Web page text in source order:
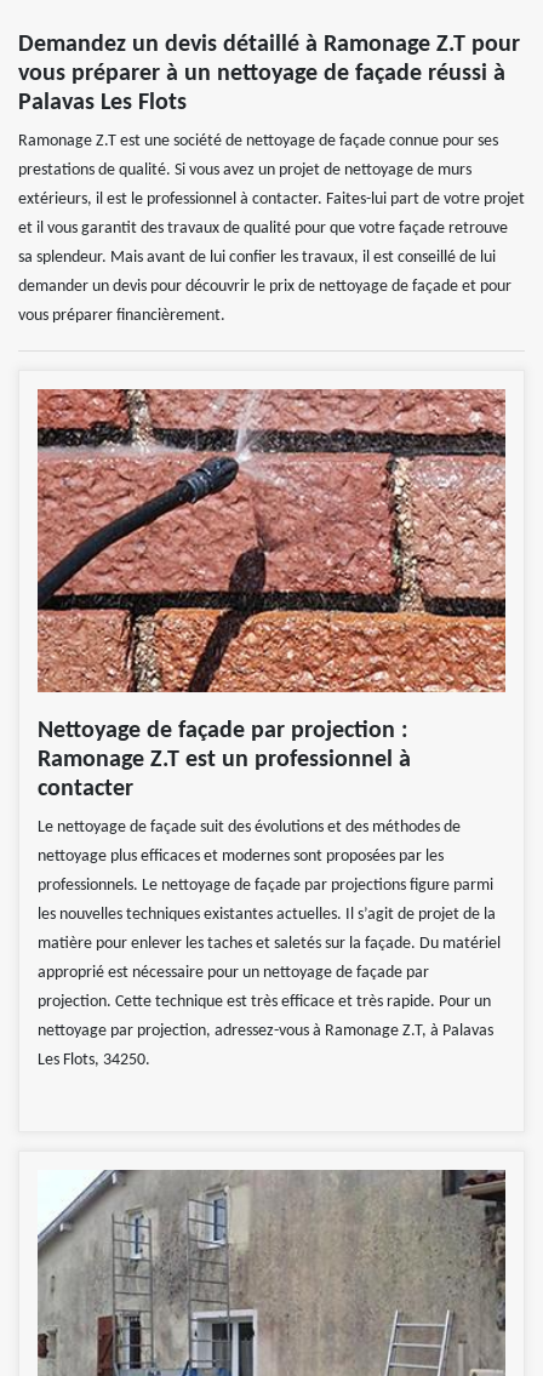
Demandez un devis détaillé à Ramonage Z.T pour
vous préparer à un nettoyage de façade réussi à
Palavas Les Flots
Ramonage Z.T est une société de nettoyage de façade connue pour ses
prestations de qualité. Si vous avez un projet de nettoyage de murs
extérieurs, il est le professionnel à contacter. Faites-lui part de votre projet
et il vous garantit des travaux de qualité pour que votre façade retrouve
sa splendeur. Mais avant de lui confier les travaux, il est conseillé de lui
demander un devis pour découvrir le prix de nettoyage de façade et pour
vous préparer financièrement.
Nettoyage de façade par projection :
Ramonage Z.T est un professionnel à
contacter
Le nettoyage de façade suit des évolutions et des méthodes de
nettoyage plus efficaces et modernes sont proposées par les
professionnels. Le nettoyage de façade par projections figure parmi
les nouvelles techniques existantes actuelles. Il s’agit de projet de la
matière pour enlever les taches et saletés sur la façade. Du matériel
approprié est nécessaire pour un nettoyage de façade par
projection. Cette technique est très efficace et très rapide. Pour un
nettoyage par projection, adressez-vous à Ramonage Z.T, à Palavas
Les Flots, 34250.